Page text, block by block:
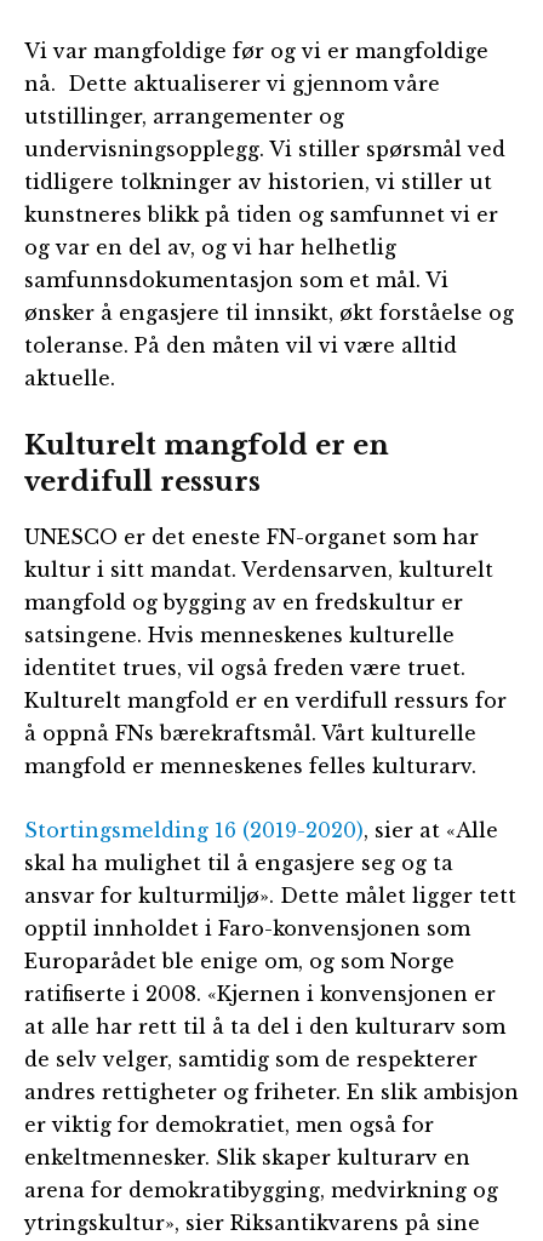
Vi var mangfoldige før og vi er mangfoldige
nå. Dette aktualiserer vi gjennom våre
utstillinger, arrangementer og
undervisningsopplegg. Vi stiller spørsmål ved
tidligere tolkninger av historien, vi stiller ut
kunstneres blikk på tiden og samfunnet vi er
og var en del av, og vi har helhetlig
samfunnsdokumentasjon som et mål. Vi
ønsker å engasjere til innsikt, økt forståelse og
toleranse. På den måten vil vi være alltid
aktuelle.
Kulturelt mangfold er en
verdifull ressurs
UNESCO er det eneste FN-organet som har
kultur i sitt mandat. Verdensarven, kulturelt
mangfold og bygging av en fredskultur er
satsingene. Hvis menneskenes kulturelle
identitet trues, vil også freden være truet.
Kulturelt mangfold er en verdifull ressurs for
å oppnå FNs bærekraftsmål. Vårt kulturelle
mangfold er menneskenes felles kulturarv.
Stortingsmelding 16 (2019-2020), sier at «Alle
skal ha mulighet til å engasjere seg og ta
ansvar for kulturmiljø». Dette målet ligger tett
opptil innholdet i Faro-konvensjonen som
Europarådet ble enige om, og som Norge
ratifiserte i 2008. «Kjernen i konvensjonen er
at alle har rett til å ta del i den kulturarv som
de selv velger, samtidig som de respekterer
andres rettigheter og friheter. En slik ambisjon
er viktig for demokratiet, men også for
enkeltmennesker. Slik skaper kulturarv en
arena for demokratibygging, medvirkning og
ytringskultur», sier Riksantikvarens på sine